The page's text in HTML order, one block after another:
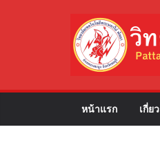
หน้าแรก เกี่ย